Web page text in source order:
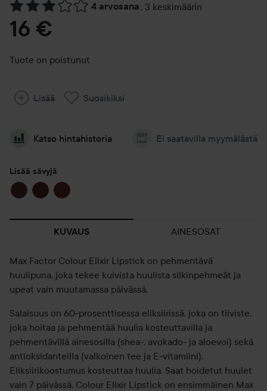
4 arvosana , 3 keskimäärin
Siirtyä jhk Arvosana & kommentit
16 €
Tuote on poistunut
Lisää Suosikiksi
Katso hintahistoria Ei saatavilla myymälästä
Lisää sävyjä
KUVAUS AINESOSAT
Max Factor Colour Elixir Lipstick on pehmentävä
huulipuna, joka tekee kuivista huulista silkinpehmeät ja
upeat vain muutamassa päivässä.
Salaisuus on 60-prosenttisessa eliksiirissä, joka on tiiviste,
joka hoitaa ja pehmentää huulia kosteuttavilla ja
pehmentävillä ainesosilla (shea-, avokado- ja aloevoi) sekä
antioksidanteilla (valkoinen tee ja E-vitamiini).
Eliksiirikoostumus kosteuttaa huulia. Saat hoidetut huulet
vain 7 päivässä. Colour Elixir Lipstick on ensimmäinen Max